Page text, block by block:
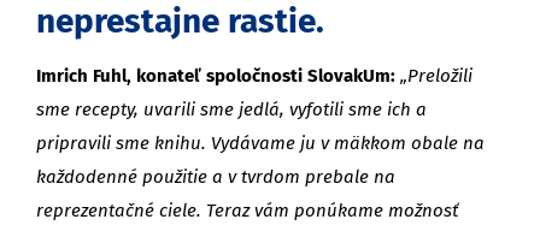
neprestajne rastie.
Imrich Fuhl, konateľ spoločnosti SlovakUm: „Preložili
sme recepty, uvarili sme jedlá, vyfotili sme ich a
pripravili sme knihu. Vydávame ju v mäkkom obale na
každodenné použitie a v tvrdom prebale na
reprezentačné ciele. Teraz vám ponúkame možnosť